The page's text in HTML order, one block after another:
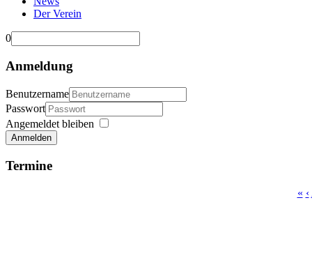
Der Verein
0
Anmeldung
Benutzername
Passwort
Angemeldet bleiben
Anmelden
Termine
« ‹